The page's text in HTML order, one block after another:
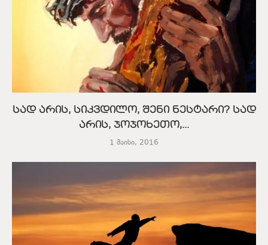
სად არის, სიკვდილო, შენი ნესტარი? სად
არის, ჯოჯოხეთო,...
1 მაისი, 2016